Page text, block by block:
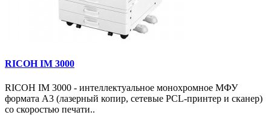
RICOH IM 3000
RICOH IM 3000 - интеллектуальное монохромное МФУ
формата А3 (лазерный копир, сетевые PCL-принтер и сканер)
со скоростью печати..